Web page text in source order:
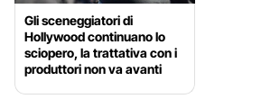
Gli sceneggiatori di
Hollywood continuano lo
sciopero, la trattativa con i
produttori non va avanti